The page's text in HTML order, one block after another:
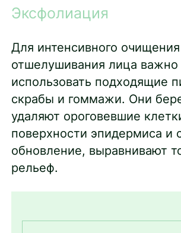
Эксфолиация
Для интенсивного
отшелушивания лица важно
использовать подходящие
скрабы и гоммажи. Они
удаляют ороговевшие
поверхности эпидермиса и
обновление, выравнивают
рельеф.